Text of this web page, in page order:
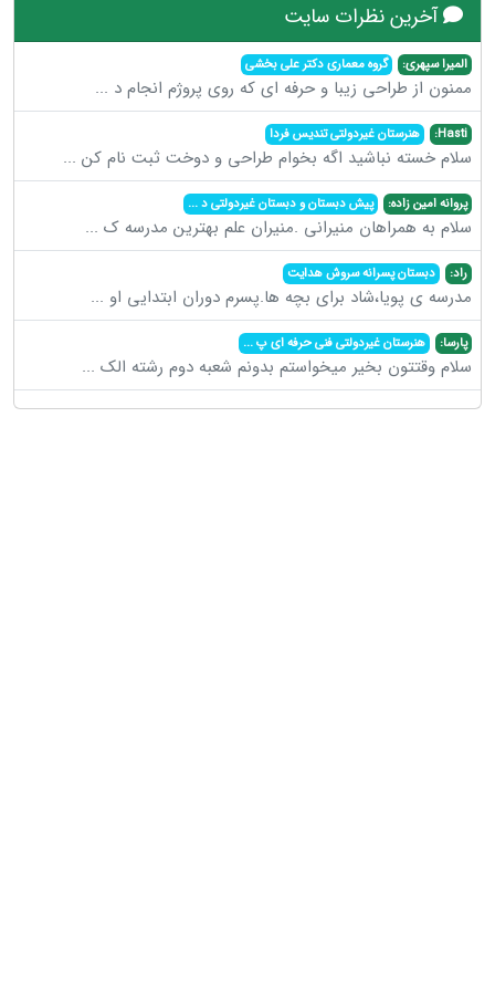
آخرین نظرات سایت
المیرا سپهری: گروه معماری دکتر علی بخشی
ممنون از طراحی زیبا و حرفه ای که روی پروژم انجام د ...
Hasti: هنرستان غیردولتی تندیس فردا
سلام خسته نباشید اگه بخوام طراحی و دوخت ثبت نام کن ...
پروانه امین زاده: پیش دبستان و دبستان غیردولتی د...
سلام به همراهان منیرانی .منیران علم بهترین مدرسه ک ...
راد: دبستان پسرانه سروش هدایت
مدرسه ی پویا،شاد برای بچه ها.پسرم دوران ابتدایی او ...
پارسا: هنرستان غیردولتی فنی حرفه ای پ...
سلام وقتتون بخیر میخواستم بدونم شعبه دوم رشته الک ...